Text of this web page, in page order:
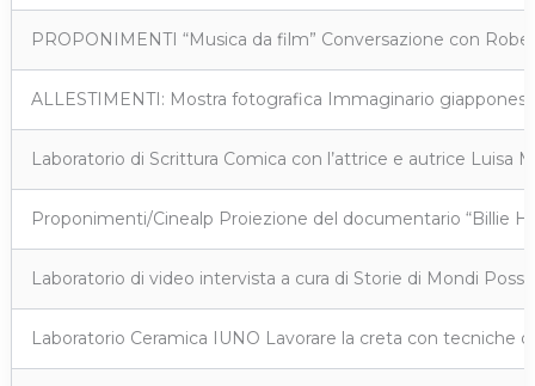
PROPONIMENTI “Musica da film” Conversazione con
ALLESTIMENTI: Mostra fotografica Immaginario
Laboratorio di Scrittura Comica con l’attrice e autrice Luisa
Proponimenti/Cinealp Proiezione del documentario “Billie
Laboratorio di video intervista a cura di Storie di Mondi
Laboratorio Ceramica IUNO Lavorare la creta con tecniche